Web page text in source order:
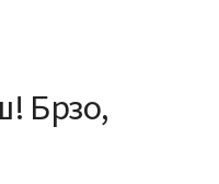
Брзо,